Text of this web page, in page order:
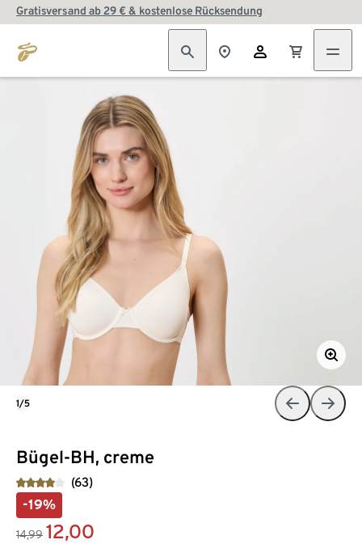
Gratisversand ab 29 € & kostenlose Rücksendung
Bügel-BH, creme
(63)
-19%
14,99 12,00
1/5